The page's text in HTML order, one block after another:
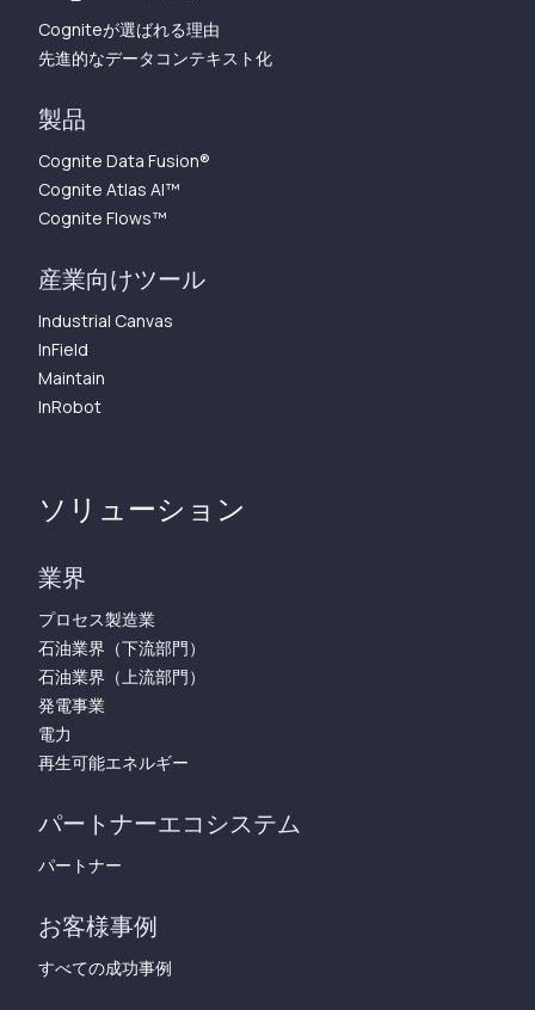
Cogniteが選ばれる理由
先進的なデータコンテキスト化
製品
Cognite Data Fusion®
Cognite Atlas AI™︎
Cognite Flows™︎
産業向けツール
Industrial Canvas
InField
Maintain
InRobot
ソリューション
業界
プロセス製造業
石油業界（下流部門）
石油業界（上流部門）
発電事業
電力
再生可能エネルギー
パートナーエコシステム
パートナー
お客様事例
すべての成功事例